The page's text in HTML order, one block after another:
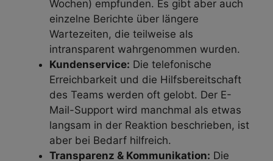
Wochen) empfunden. Es gibt aber auch
einzelne Berichte über längere
Wartezeiten, die teilweise als
intransparent wahrgenommen wurden.
Kundenservice: Die telefonische
Erreichbarkeit und die Hilfsbereitschaft
des Teams werden oft gelobt. Der E-
Mail-Support wird manchmal als etwas
langsam in der Reaktion beschrieben, ist
aber bei Bedarf hilfreich.
Transparenz & Kommunikation: Die